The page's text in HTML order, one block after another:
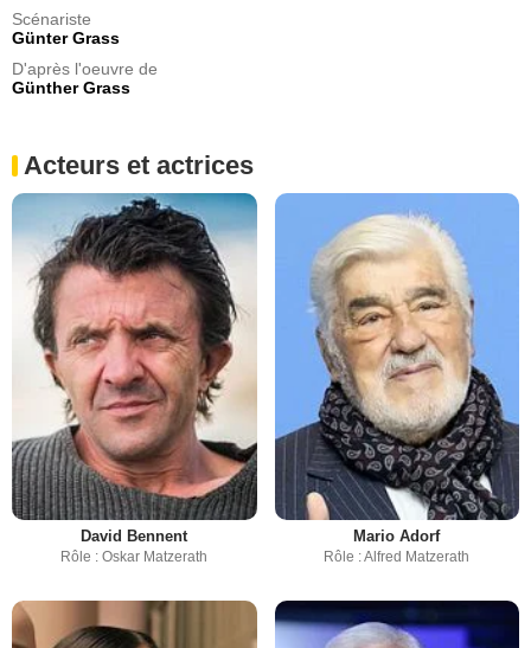
Scénariste
Günter Grass
D'après l'oeuvre de
Günther Grass
Acteurs et actrices
David Bennent
Rôle : Oskar Matzerath
Mario Adorf
Rôle : Alfred Matzerath